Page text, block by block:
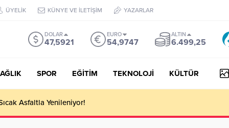
ÜYELİK KÜNYE VE İLETİŞİM YAZARLAR
DOLAR
47,5921
EURO
54,9747
ALTIN
6.499,25
SPOR EĞİTİM TEKNOLOJİ KÜLTÜR
Asfaltla Yenileniyor!